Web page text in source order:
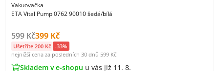
Vakuovačka
ETA Vital Pump 0762 90010 šedá/bílá
Původní cena s DPH:
599 KčCena s DPH:
399 Kč
Ušetříte 200 Kč -33%
nejnižší cena za posledních 30 dnů 599 Kč
Skladem v e-shopu u vás již 11. 8.